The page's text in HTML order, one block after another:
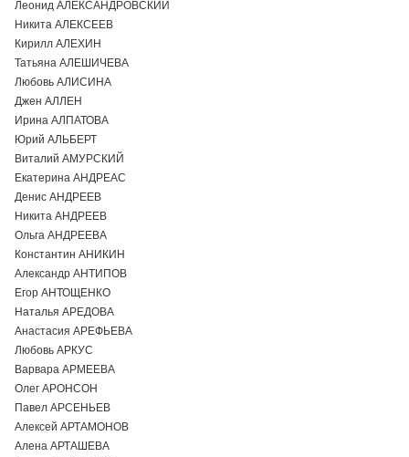
Леонид АЛЕКСАНДРОВСКИЙ
Никита АЛЕКСЕЕВ
Кирилл АЛЕХИН
Татьяна АЛЕШИЧЕВА
Любовь АЛИСИНА
Джен АЛЛЕН
Ирина АЛПАТОВА
Юрий АЛЬБЕРТ
Виталий АМУРСКИЙ
Екатерина АНДРЕАС
Денис АНДРЕЕВ
Никита АНДРЕЕВ
Ольга АНДРЕЕВА
Константин АНИКИН
Александр АНТИПОВ
Егор АНТОЩЕНКО
Наталья АРЕДОВА
Анастасия АРЕФЬЕВА
Любовь АРКУС
Варвара АРМЕЕВА
Олег АРОНСОН
Павел АРСЕНЬЕВ
Алексей АРТАМОНОВ
Алена АРТАШЕВА